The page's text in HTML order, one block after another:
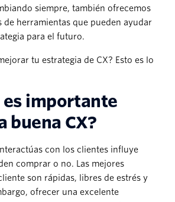
siempre, también ofrecemos
de herramientas que pueden ayudar
para el futuro.
tu estrategia de CX? Esto es lo
es importante
buena CX?
con los clientes influye
comprar o no. Las mejores
son rápidas, libres de estrés y
ofrecer una excelente